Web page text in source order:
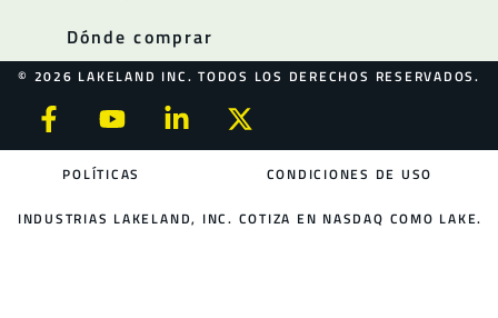
Dónde comprar
© 2026 LAKELAND INC. TODOS LOS DERECHOS RESERVADOS.
POLÍTICAS CONDICIONES DE USO
INDUSTRIAS LAKELAND, INC. COTIZA EN NASDAQ COMO LAKE.